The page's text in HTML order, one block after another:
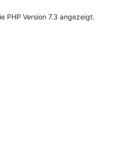
PHP Version 7.3 angezeigt.